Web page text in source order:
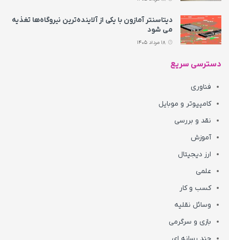
دیتاسنتر آمازون با یکی از آلاینده‌ترین نیروگاه‌ها تغذیه
می‌ شود
دسترسی سریع
فناوری
کامپیوتر و موبایل
نقد و بررسی
آموزش
ارز دیجیتال
علمی
کسب و کار
وسائل نقلیه
بازی و سرگرمی